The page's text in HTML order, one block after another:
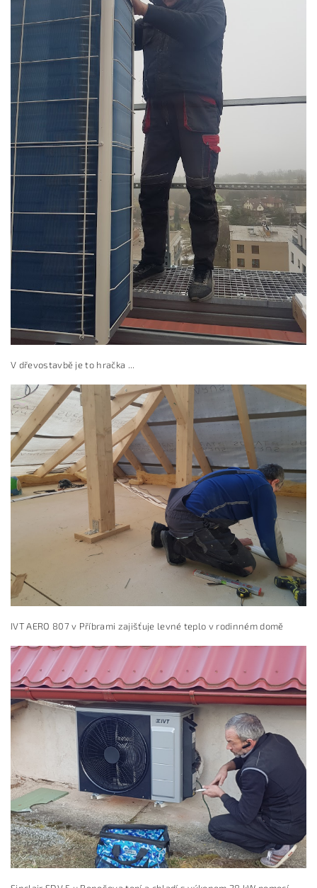
V dřevostavbě je to hračka ...
IVT AERO 807 v Příbrami zajišťuje levné teplo v rodinném domě